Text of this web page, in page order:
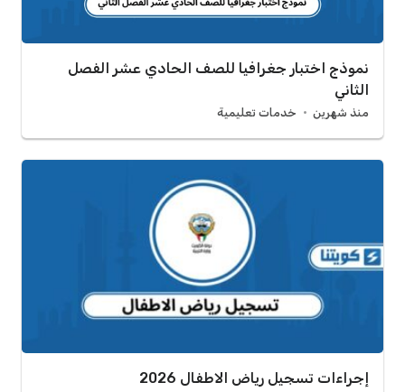
نموذج اختبار جغرافيا للصف الحادي عشر الفصل
الثاني
منذ شهرين خدمات تعليمية
إجراءات تسجيل رياض الاطفال 2026